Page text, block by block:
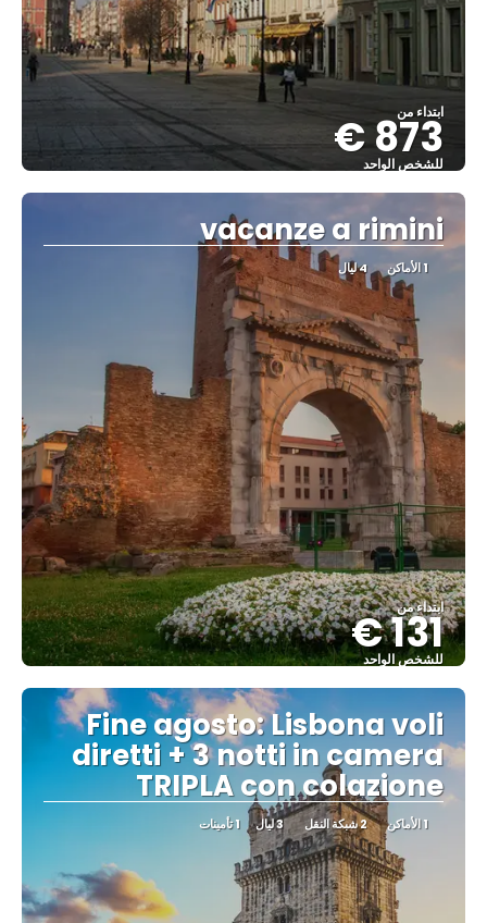
ابتداء من
873 €
للشخص الواحد
شاهد
vacanze a rimini
1 الأماكن 4 ليال
ابتداء من
131 €
للشخص الواحد
شاهد
Fine agosto: Lisbona voli
diretti + 3 notti in camera
TRIPLA con colazione
1 الأماكن 2 شبكة النقل 3 ليال 1 تأمينات